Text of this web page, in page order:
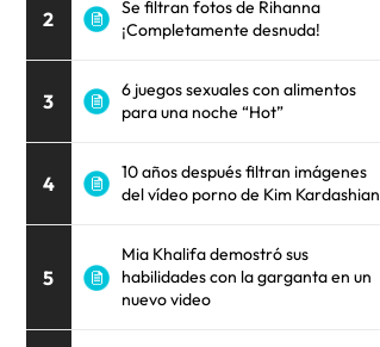
2
Se filtran fotos de Rihanna
¡Completamente desnuda!
3
6 juegos sexuales con alimentos
para una noche “Hot”
4
10 años después filtran imágenes
del vídeo porno de Kim Kardashian
5
Mia Khalifa demostró sus
habilidades con la garganta en un
nuevo video